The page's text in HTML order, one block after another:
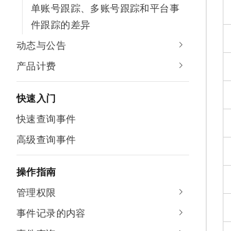
单账号跟踪、多账号跟踪和平台事
件跟踪的差异
动态与公告
产品计费
快速入门
快速查询事件
高级查询事件
操作指南
管理权限
事件记录的内容